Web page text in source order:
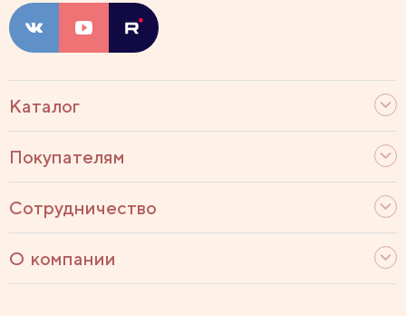
Каталог
Покупателям
Сотрудничество
О компании